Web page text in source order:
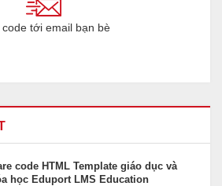
tới email bạn bè
code HTML Template giáo dục và
học Eduport LMS Education